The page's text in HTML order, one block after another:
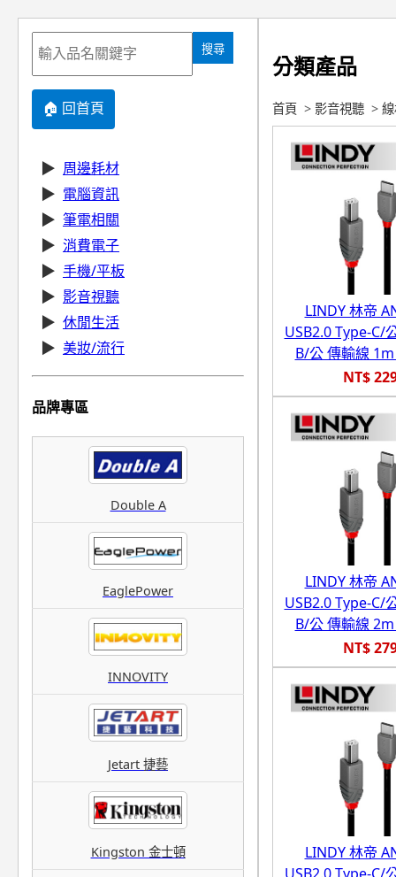
搜尋
🏠 回首頁
▶ 周邊耗材
▶ 電腦資訊
▶ 筆電相關
▶ 消費電子
▶ 手機/平板
▶ 影音視聽
▶ 休閒生活
▶ 美妝/流行
品牌專區
Double A
EaglePower
INNOVITY
Jetart 捷藝
Kingston 金士頓
分類產品
首頁 > 影音視聽 >
LINDY 林帝
USB2.0 Type-C/
B/公 傳輸線
NT$
LINDY 林帝
USB2.0 Type-C/
B/公 傳輸線
NT$
LINDY 林帝